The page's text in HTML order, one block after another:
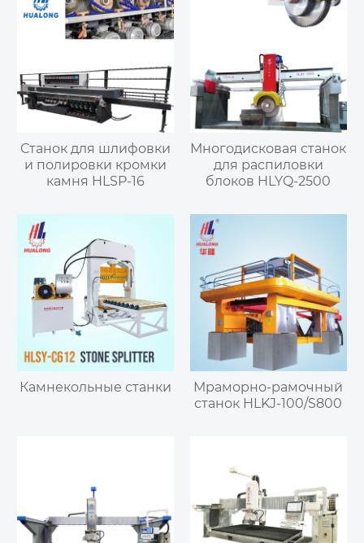
Станок для шлифовки
и полировки кромки
камня HLSP-16
Многодисковая станок
для распиловки
блоков HLYQ-2500
Камнекольные станки
Мраморно-рамочный
станок HLKJ-100/S800